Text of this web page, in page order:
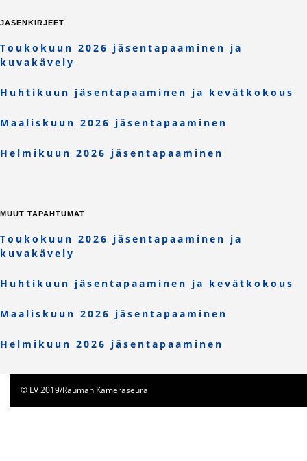
JÄSENKIRJEET
Toukokuun 2026 jäsentapaaminen ja
kuvakävely
Huhtikuun jäsentapaaminen ja kevätkokous
Maaliskuun 2026 jäsentapaaminen
Helmikuun 2026 jäsentapaaminen
MUUT TAPAHTUMAT
Toukokuun 2026 jäsentapaaminen ja
kuvakävely
Huhtikuun jäsentapaaminen ja kevätkokous
Maaliskuun 2026 jäsentapaaminen
Helmikuun 2026 jäsentapaaminen
© LV 2019/Rauman Kameraseura